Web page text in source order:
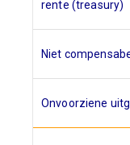
rente (treasury)
Niet
Onvoorziene